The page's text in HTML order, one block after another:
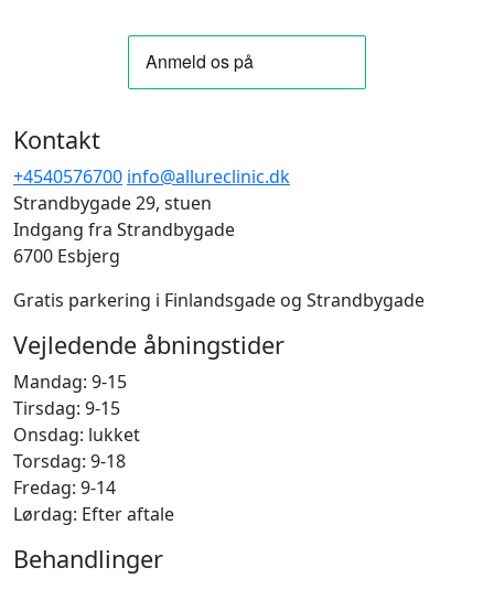
Kontakt
+4540576700 info@allureclinic.dk
Strandbygade 29, stuen
Indgang fra Strandbygade
6700 Esbjerg
Gratis parkering i Finlandsgade og Strandbygade
Vejledende åbningstider
Mandag: 9-15
Tirsdag: 9-15
Onsdag: lukket
Torsdag: 9-18
Fredag: 9-14
Lørdag: Efter aftale
Behandlinger